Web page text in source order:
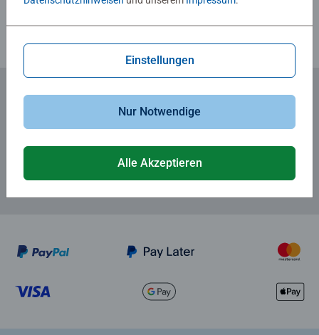
Zum Newsletter anmelden
Einstellungen
Nur Notwendige
Alle Akzeptieren